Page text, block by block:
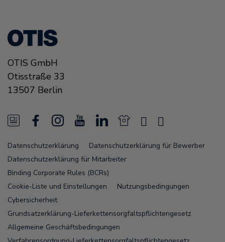
OTIS GmbH
Otisstraße 33
13507 Berlin
N
e
w
s
F
e
e
a
c
e
b
o
o
I
s
t
a
g
r
o
u
T
u
b
e
L
n
k
d
i
N
F
e
u
n
u
Datenschutzerklärung
Datenschutzerklärung für Bewerber
Datenschutzerklärung für Mitarbeiter
Binding Corporate Rules (BCRs)
Cookie-Liste und Einstellungen
Nutzungsbedingungen
Cybersicherheit
Grundsatzerklärung-Lieferkettensorgfaltspflichtengesetz
Allgemeine Geschäftsbedingungen